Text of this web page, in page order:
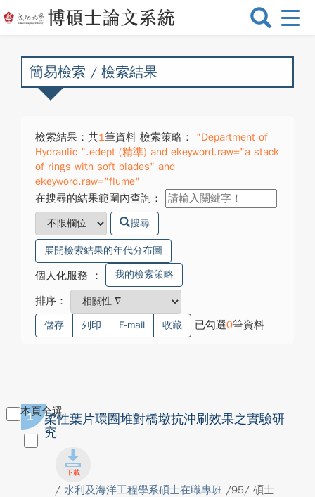
選
換
簡易檢索 / 檢索結果
檢索結果：共1筆資料 檢索策略：
"Department of
Hydraulic ".edept (精準) and ekeyword.raw="a stack
of rings with soft blades" and
ekeyword.raw="flume"
在搜尋的結果範圍內查詢：
搜尋
展開檢索結果的年代分布圖
個人化服務 ： 我的檢索策略
排序：
儲存 列印 E-mail 收藏 已勾選0筆資料
本頁全選
1
柔性葉片環圈堆對橋墩抗沖刷效果之實驗研
究
/ 水利及海洋工程學系碩士在職專班 /95/ 碩士